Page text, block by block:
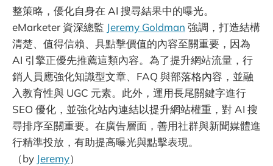
整策略，優化自身在 AI 搜尋結果中的曝光。
eMarketer 資深總監 Jeremy Goldman 強調，打造結構
清楚、值得信賴、具點擊價值的內容至關重要，因為
AI 引擎正優先推薦這類內容。為了提升網站流量，行
銷人員應強化知識型文章、FAQ 與部落格內容，並融
入教育性與 UGC 元素。此外，運用長尾關鍵字進行
SEO 優化，並強化站內連結以提升網站權重，對 AI 搜
尋排序至關重要。在廣告層面，善用社群與新聞媒體進
行精準投放，有助提高曝光與點擊表現。
（by Jeremy）